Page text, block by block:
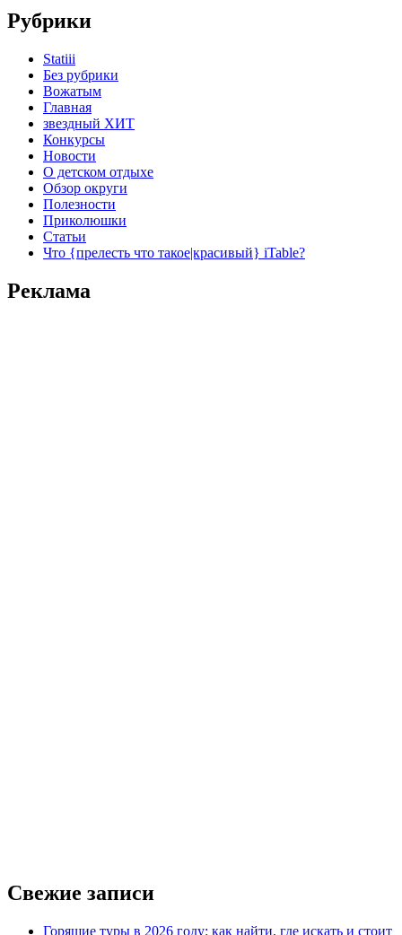
Рубрики
Statiii
Без рубрики
Вожатым
Главная
звездный ХИТ
Конкурсы
Новости
О детском отдыхе
Обзор округи
Полезности
Приколюшки
Статьи
Что {прелесть что такое|красивый} iTable?
Реклама
Свежие записи
Горящие туры в 2026 году: как найти, где искать и стоит